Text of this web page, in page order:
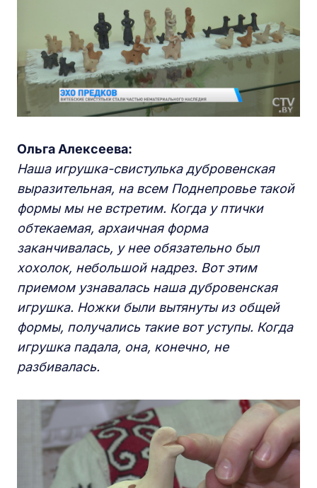
Ольга Алексеева:
Наша игрушка-свистулька дубровенская
выразительная, на всем Поднепровье такой
формы мыне встретим. Когда у птички
обтекаемая, архаичная форма
заканчивалась, у нее обязательно был
хохолок, небольшой надрез. Вот этим
приемом узнавалась наша дубровенская
игрушка. Ножки были вытянуты из общей
формы, получались такие вот уступы. Когда
игрушка падала, она, конечно, не
разбивалась.